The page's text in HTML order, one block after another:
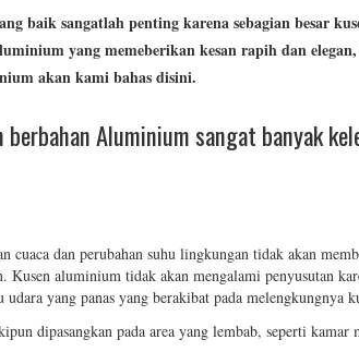
baik sangatlah penting karena sebagian besar
yang memeberikan kesan rapih dan
akan kami bahas disini.
Aluminium sangat banyak
cuaca dan perubahan suhu lingkungan tidak akan
Kusen aluminium tidak akan mengalami penyusutan
yang panas yang berakibat pada melengkungnya
dipasangkan pada area yang lembab, seperti kamar